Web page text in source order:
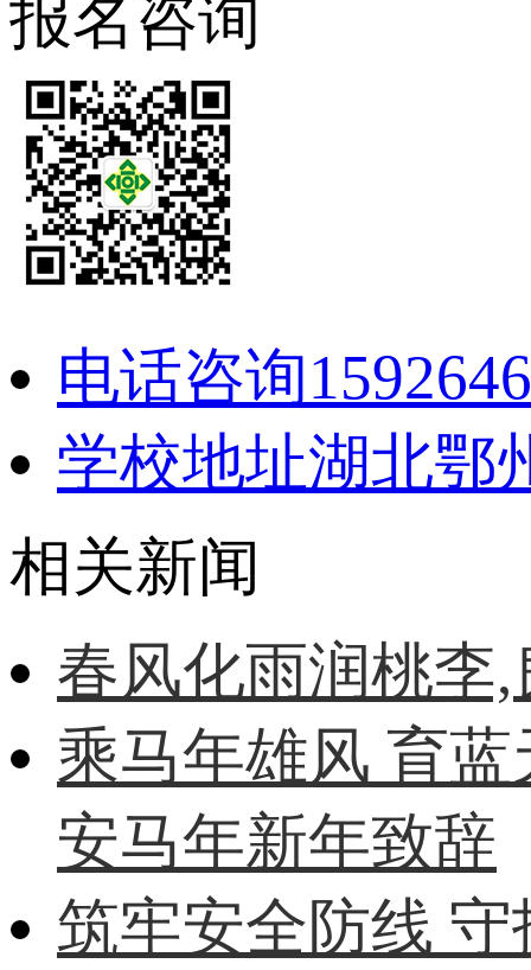
报名咨询
电话咨询
学校地址湖北鄂
相关新闻
春风化雨润桃李
乘马年雄风 育
安马年新年致辞
筑牢安全防线